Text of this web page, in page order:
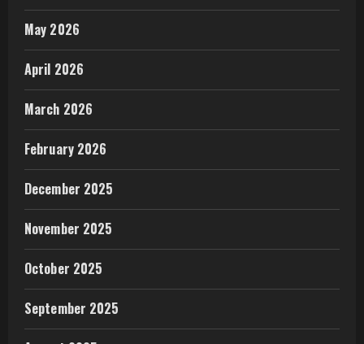
May 2026
April 2026
March 2026
February 2026
December 2025
November 2025
October 2025
September 2025